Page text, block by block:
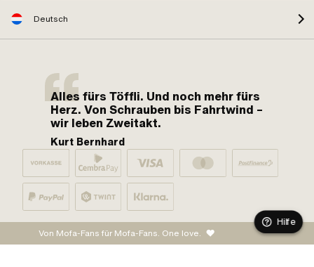
Deutsch
Alles fürs Töffli. Und noch mehr fürs
Herz. Von Schrauben bis Fahrtwind –
wir leben Zweitakt.
Kurt Bernhard
Von Mofa-Fans für Mofa-Fans. One love.
Hilfe